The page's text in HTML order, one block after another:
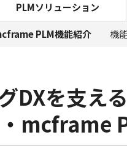
PLMソリューション
PLM機能紹介 機
DXを支える
mcframe